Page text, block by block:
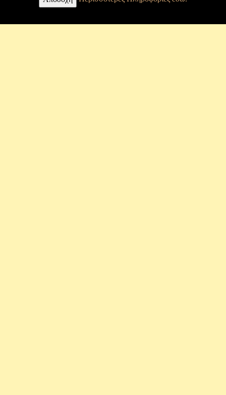
Κ. Καραθεοδωρή